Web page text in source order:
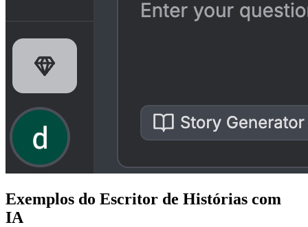
Exemplos do Escritor de Histórias com
IA